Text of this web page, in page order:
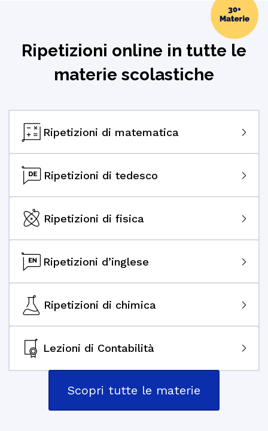
Ripetizioni online in tutte le
materie scolastiche
Ripetizioni di matematica
Ripetizioni di tedesco
Ripetizioni di fisica
Ripetizioni d’inglese
Ripetizioni di chimica
Lezioni di Contabilità
Scopri tutte le materie